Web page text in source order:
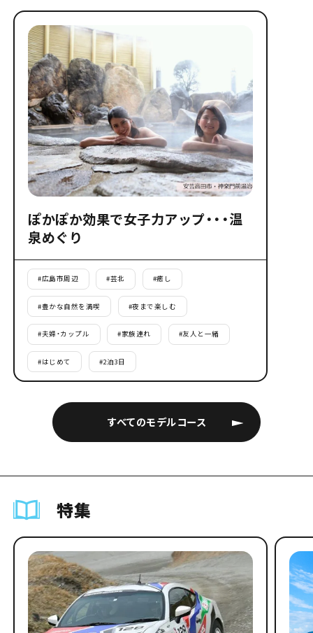
すべてのモデルコース
ぽかぽか効果で女子力アップ・・・温
泉めぐり
#広島市周辺 #芸北 #癒し
#豊かな自然を満喫 #夜まで楽しむ
#夫婦・カップル #家族連れ #友人と一緒
#はじめて #2泊3日
特集